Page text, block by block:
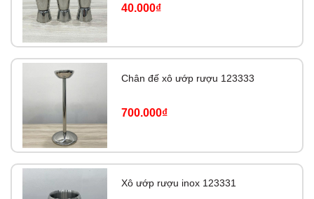
40.000₫
Chân đế xô ướp rượu 123333
700.000₫
Xô ướp rượu inox 123331